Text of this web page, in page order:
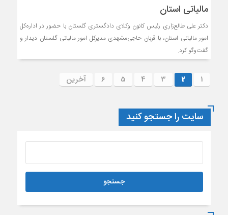
مالیاتی استان
دکتر علی طالع‌زاری رئیس کانون وکلای دادگستری گلستان با حضور در اداره‌کل
امور مالیاتی استان، با قربان حاجی‌مشهدی مدیرکل امور مالیاتی گلستان دیدار و
گفت‌وگو کرد.
1
2
3
4
5
6 آخرین
سایت را جستجو کنید